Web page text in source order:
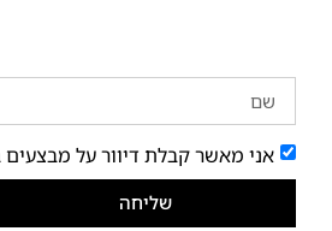
אני מאשר קבלת דיוור על מבצעים
שליחה